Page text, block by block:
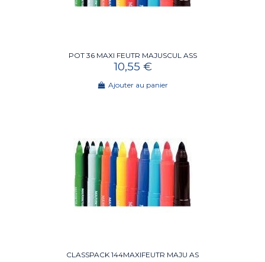
POT 36 MAXI FEUTR MAJUSCUL ASS
10,55 €
Ajouter au panier
CLASSPACK 144MAXIFEUTR MAJU AS